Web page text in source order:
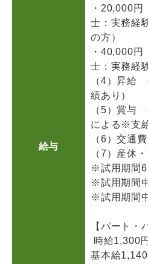
給与
・20,000円
士：実務経
の方）
・40,000円
士：実務経
（4）昇給
績あり）
（5）賞
による※支
（6）交通
（7）産休
※試用期間6
※試用期間
※試用期間
【パート・
時給1,300
基本給1,140